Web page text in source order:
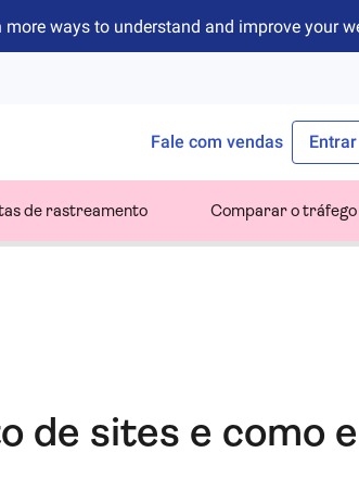
ways to understand and improve your
Fale com vendas Entrar
de rastreamento Comparar o
de sites e como